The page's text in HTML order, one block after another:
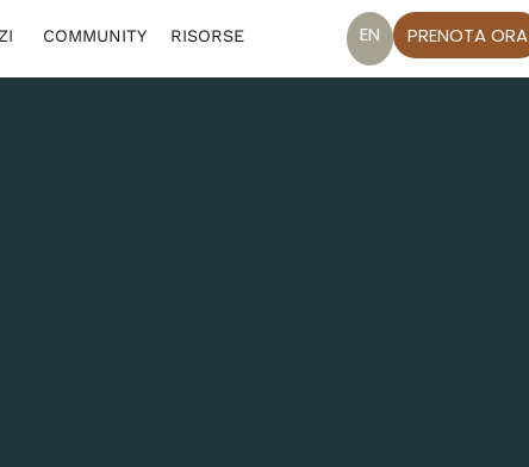
COMMUNITY RISORSE EN PRENOTA ORA